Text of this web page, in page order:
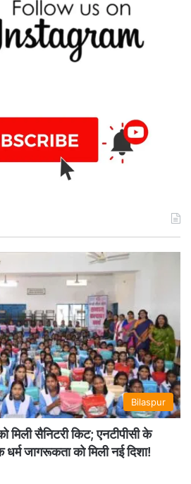
Bilaspur
सैनिटरी किट; एनटीपीसी के
जागरूकता को मिली नई दिशा!